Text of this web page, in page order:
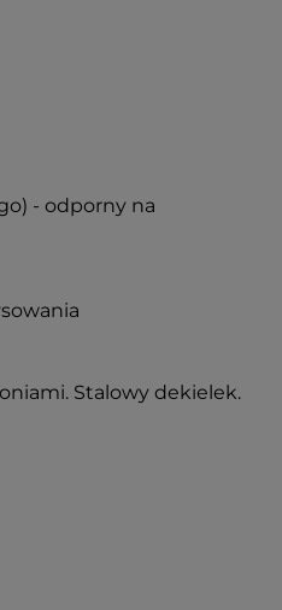
- odporny na
Stalowy dekielek.